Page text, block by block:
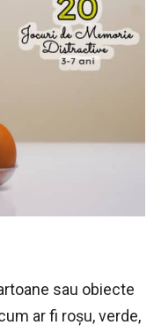
sau obiecte
ar fi roșu, verde,